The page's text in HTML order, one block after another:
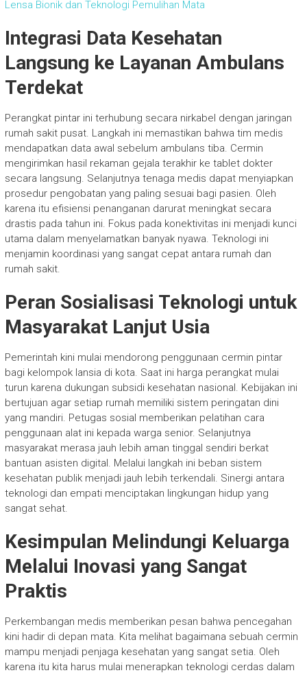
Lensa Bionik dan Teknologi Pemulihan Mata
Integrasi Data Kesehatan
Langsung ke Layanan Ambulans
Terdekat
Perangkat pintar ini terhubung secara nirkabel dengan jaringan
rumah sakit pusat. Langkah ini memastikan bahwa tim medis
mendapatkan data awal sebelum ambulans tiba. Cermin
mengirimkan hasil rekaman gejala terakhir ke tablet dokter
secara langsung. Selanjutnya tenaga medis dapat menyiapkan
prosedur pengobatan yang paling sesuai bagi pasien. Oleh
karena itu efisiensi penanganan darurat meningkat secara
drastis pada tahun ini. Fokus pada konektivitas ini menjadi kunci
utama dalam menyelamatkan banyak nyawa. Teknologi ini
menjamin koordinasi yang sangat cepat antara rumah dan
rumah sakit.
Peran Sosialisasi Teknologi untuk
Masyarakat Lanjut Usia
Pemerintah kini mulai mendorong penggunaan cermin pintar
bagi kelompok lansia di kota. Saat ini harga perangkat mulai
turun karena dukungan subsidi kesehatan nasional. Kebijakan ini
bertujuan agar setiap rumah memiliki sistem peringatan dini
yang mandiri. Petugas sosial memberikan pelatihan cara
penggunaan alat ini kepada warga senior. Selanjutnya
masyarakat merasa jauh lebih aman tinggal sendiri berkat
bantuan asisten digital. Melalui langkah ini beban sistem
kesehatan publik menjadi jauh lebih terkendali. Sinergi antara
teknologi dan empati menciptakan lingkungan hidup yang
sangat sehat.
Kesimpulan Melindungi Keluarga
Melalui Inovasi yang Sangat
Praktis
Perkembangan medis memberikan pesan bahwa pencegahan
kini hadir di depan mata. Kita melihat bagaimana sebuah cermin
mampu menjadi penjaga kesehatan yang sangat setia. Oleh
karena itu kita harus mulai menerapkan teknologi cerdas dalam